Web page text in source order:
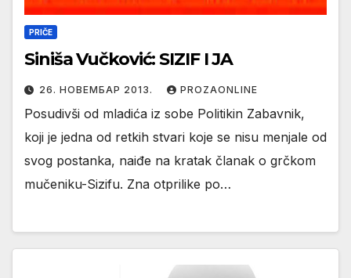
PRIČE
Siniša Vučković: SIZIF I JA
26. НОВЕМБАР 2013. PROZAONLINE
Posudivši od mladića iz sobe Politikin Zabavnik,
koji je jedna od retkih stvari koje se nisu menjale od
svog postanka, naiđe na kratak članak o grčkom
mučeniku-Sizifu. Zna otprilike po…